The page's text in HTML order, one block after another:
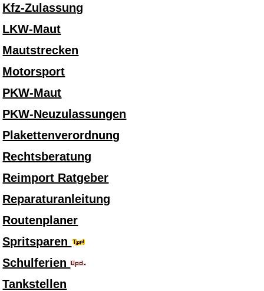
Kfz-Zulassung
LKW-Maut
Mautstrecken
Motorsport
PKW-Maut
PKW-Neuzulassungen
Plakettenverordnung
Rechtsberatung
Reimport Ratgeber
Reparaturanleitung
Routenplaner
Spritsparen
Schulferien
Tankstellen